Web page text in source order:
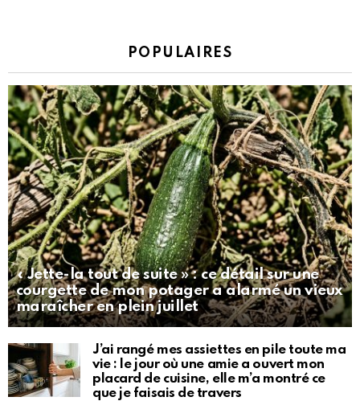
POPULAIRES
« Jette-la tout de suite » : ce détail sur une
courgette de mon potager a alarmé un vieux
maraîcher en plein juillet
J’ai rangé mes assiettes en pile toute ma
vie : le jour où une amie a ouvert mon
placard de cuisine, elle m’a montré ce
que je faisais de travers